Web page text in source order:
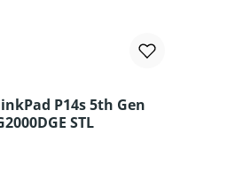
P14s 5th Gen
STL